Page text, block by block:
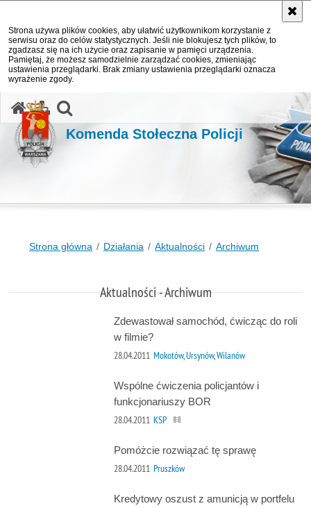
Strona używa plików cookies, aby ułatwić użytkownikom korzystanie z
serwisu oraz do celów statystycznych. Jeśli nie blokujesz tych plików, to
zgadzasz się na ich użycie oraz zapisanie w pamięci urządzenia.
Pamiętaj, że możesz samodzielnie zarządzać cookies, zmieniając
ustawienia przeglądarki. Brak zmiany ustawienia przeglądarki oznacza
wyrażenie zgody.
Komenda Stołeczna Policji
Strona główna Działania Aktualności Archiwum
Aktualności - Archiwum
Zdewastował samochód, ćwicząc do roli
w filmie?
28.04.2011 Mokotów, Ursynów, Wilanów
Wspólne ćwiczenia policjantów i
funkcjonariuszy BOR
28.04.2011 KSP
Pomóżcie rozwiązać tę sprawę
28.04.2011 Pruszków
Kredytowy oszust z amunicją w portfelu